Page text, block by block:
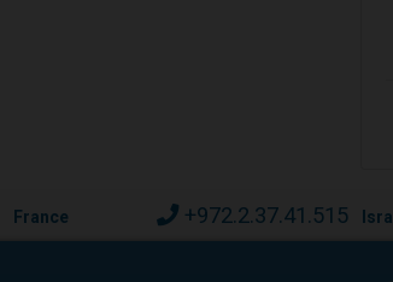
France +972.2.37.41.515